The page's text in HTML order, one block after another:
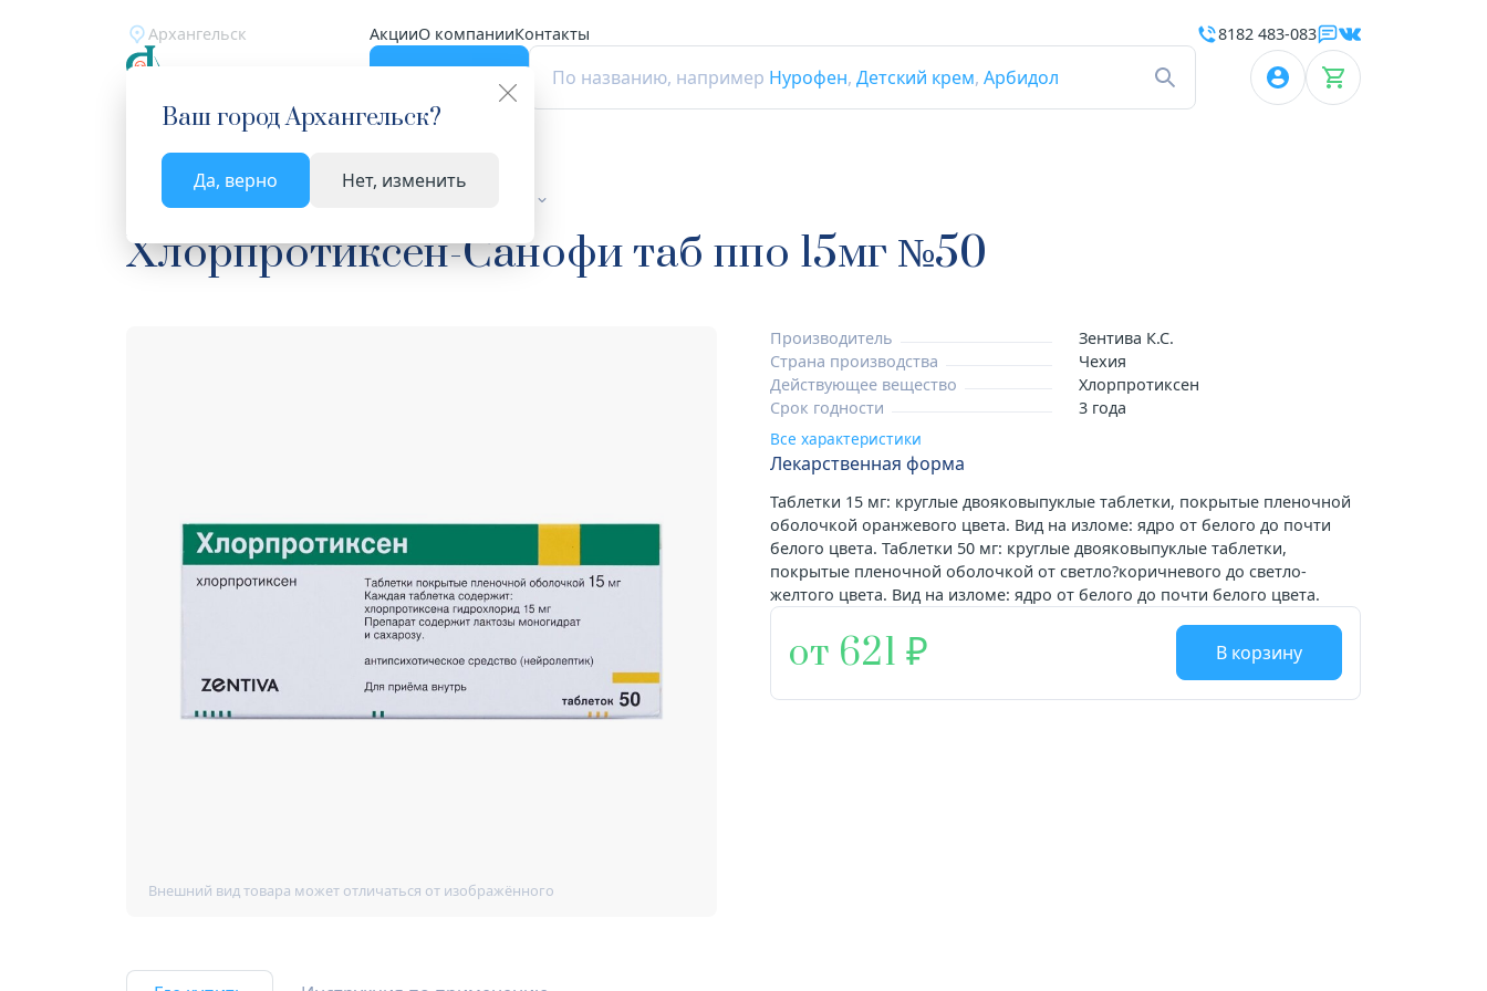
Архангельск АкцииО компанииКонтакты
По названию, например Нурофен, Детский крем, Арбидол
Ваш городАрхангельск?
Да, верно Нет, изменить
8182 483-083
Главная Каталог Лекарства и БАД
Хлорпротиксен-Санофи таб ппо 15мг №50
Производитель
Зентива К.С.
Страна производства
Чехия
Действующее вещество
Хлорпротиксен
Срок годности
3 года
Все характеристики
Лекарственная форма
Таблетки 15 мг: круглые двояковыпуклые таблетки, покрытые пленочной
оболочкой оранжевого цвета. Вид на изломе: ядро от белого до почти
белого цвета. Таблетки 50 мг: круглые двояковыпуклые таблетки,
покрытые пленочной оболочкой от светло?коричневого до светло-
желтого цвета. Вид на изломе: ядро от белого до почти белого цвета.
от 621 В корзину